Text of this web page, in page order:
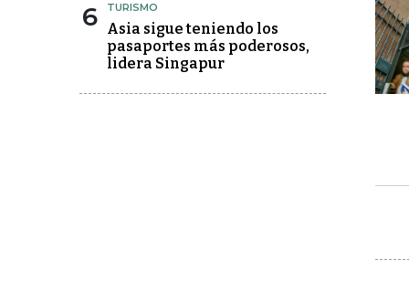
6 TURISMO
Asia sigue teniendo los
pasaportes más poderosos,
lidera Singapur